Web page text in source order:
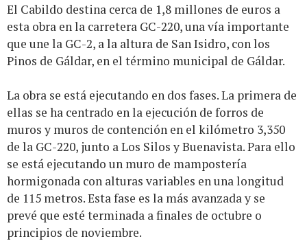
El Cabildo destina cerca de 1,8 millones de euros a
esta obra en la carretera GC-220, una vía importante
que une la GC-2, a la altura de San Isidro, con los
Pinos de Gáldar, en el término municipal de Gáldar.
La obra se está ejecutando en dos fases. La primera de
ellas se ha centrado en la ejecución de forros de
muros y muros de contención en el kilómetro 3,350
de la GC-220, junto a Los Silos y Buenavista. Para ello
se está ejecutando un muro de mampostería
hormigonada con alturas variables en una longitud
de 115 metros. Esta fase es la más avanzada y se
prevé que esté terminada a finales de octubre o
principios de noviembre.